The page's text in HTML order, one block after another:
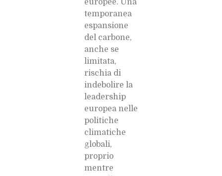
europee. Una
temporanea
espansione
del carbone,
anche se
limitata,
rischia di
indebolire la
leadership
europea nelle
politiche
climatiche
globali,
proprio
mentre